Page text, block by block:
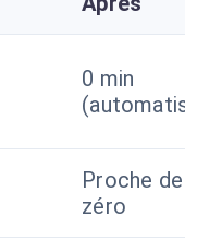
0 min
Proche de
zéro